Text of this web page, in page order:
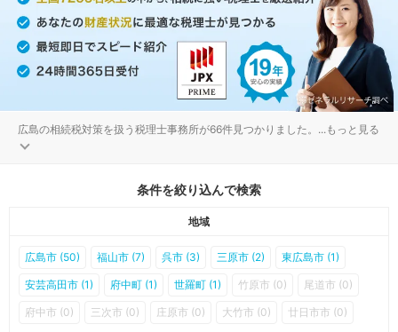
広島の相続税対策を扱う税理士事務所が66件見つかりました。 ...もっと見る
条件を絞り込んで検索
地域
広島市 (50) 福山市 (7) 呉市 (3) 三原市 (2) 東広島市 (1)
安芸高田市 (1) 府中町 (1) 世羅町 (1) 竹原市 (0) 尾道市 (0)
府中市 (0) 三次市 (0) 庄原市 (0) 大竹市 (0) 廿日市市 (0)